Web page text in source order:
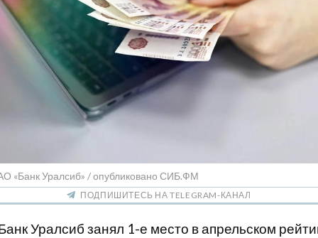
«Банк Уралсиб» / опубликовано СИБ.ФМ
ПОДПИШИТЕСЬ НА TELEGRAM-КАНАЛ
Уралсиб занял 1-е место в апрельском